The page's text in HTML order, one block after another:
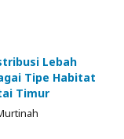
Lebah
Tipe Habitat
Timur